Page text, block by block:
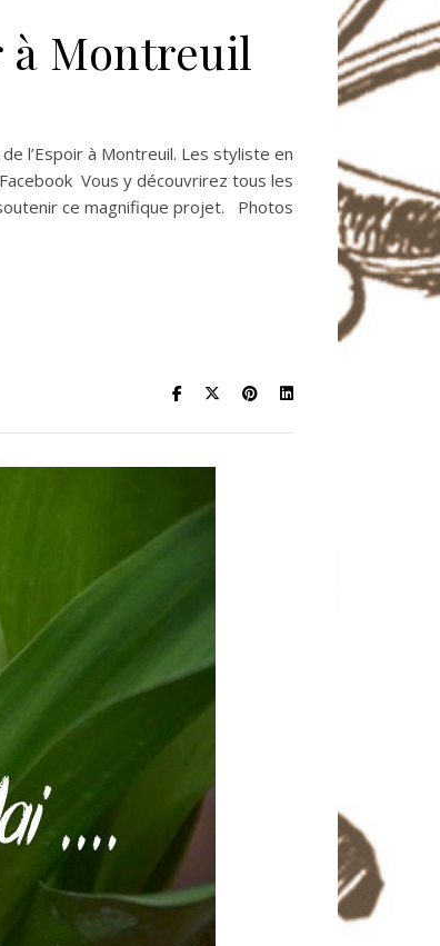
à Montreuil
l’Espoir à Montreuil. Les styliste en
Vous y découvrirez tous les
ce magnifique projet. Photos